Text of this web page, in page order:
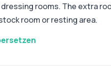
rooms. The extra
room or resting area.